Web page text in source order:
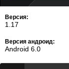
Версия:
1.17
Версия андроид:
Android 6.0